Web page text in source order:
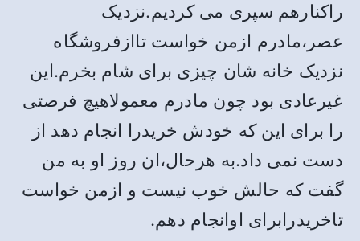
راکنارهم سپری می کردیم.نزدیک
عصر،مادرم ازمن خواست تاازفروشگاه
نزدیک خانه شان چیزی برای شام بخرم.این
غیرعادی بود چون مادرم معمولاهیچ فرصتی
را برای این که خودش خریدرا انجام دهد از
دست نمی داد.به هرحال،ان روز او به من
گفت که حالش خوب نیست و ازمن خواست
تاخریدرابرای اوانجام دهم.